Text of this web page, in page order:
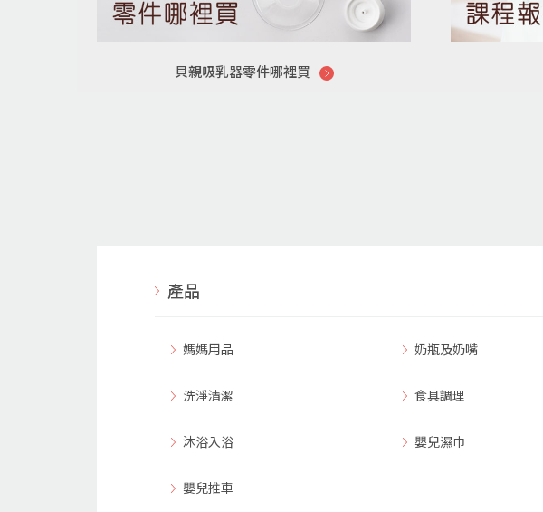
貝親吸乳器零件哪裡買
產品
媽媽用品 奶瓶及奶嘴
洗淨清潔 食具調理
沐浴入浴 嬰兒濕巾
嬰兒推車